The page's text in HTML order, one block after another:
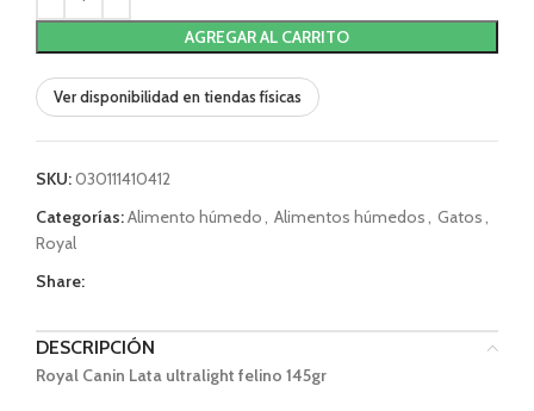
AGREGAR AL CARRITO
Ver disponibilidad en tiendas físicas
SKU:030111410412
Categorías:Alimento húmedo, Alimentos húmedos, Gatos,
Royal
Share:
DESCRIPCIÓN
Royal Canin Lata ultralight felino 145gr